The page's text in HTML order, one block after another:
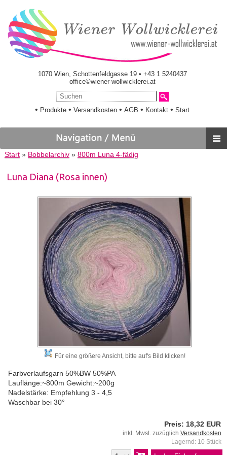
1070 Wien, Schottenfeldgasse 19 • +43 1 5240437
office©wiener-wollwicklerei.at
• Produkte •Versandkosten •AGB • Kontakt •Start
Start» Bobbelarchiv» 800m Luna 4-fädig
Luna Diana (Rosa innen)
Für eine größere Ansicht, bitte auf's Bild klicken!
Farbverlaufsgarn 50%BW 50%PA
Lauflänge:~800m Gewicht:~200g
Nadelstärke: Empfehlung 3 - 4,5
Waschbar bei 30°
Preis: 18,32 EUR
inkl. Mwst. zuzüglich Versandkosten
Lagernd: 10 Stück